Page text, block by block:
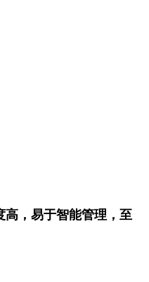
高，易于智能管理，至